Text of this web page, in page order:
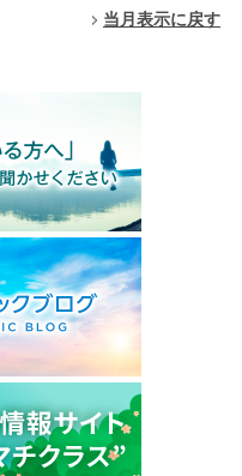
当月表示に戻す